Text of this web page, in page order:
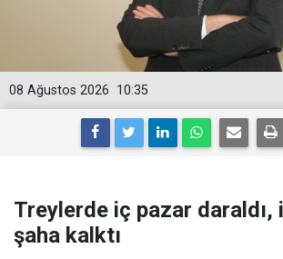
10:35
08 Ağustos 2026
Treylerde iç pazar daraldı,
şaha kalktı